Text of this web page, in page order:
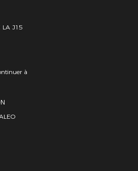
LA J15
à